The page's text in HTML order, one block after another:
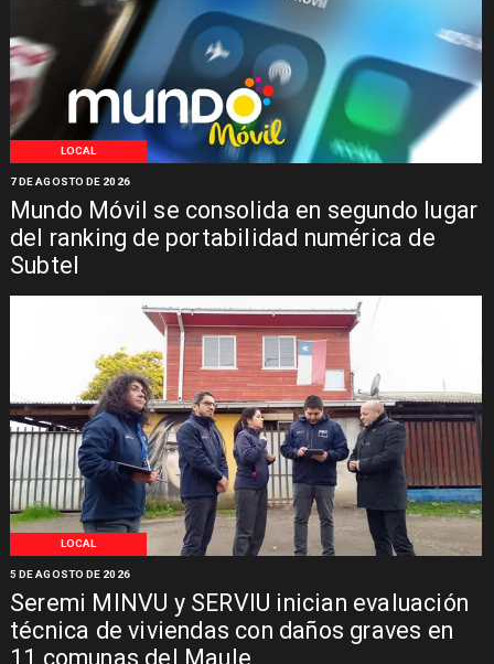
LOCAL
Mundo Móvil se consolida en segundo lugar
del ranking de portabilidad numérica de
Subtel
7 DE AGOSTO DE 2026
LOCAL
Seremi MINVU y SERVIU inician evaluación
técnica de viviendas con daños graves en
11 comunas del Maule
5 DE AGOSTO DE 2026